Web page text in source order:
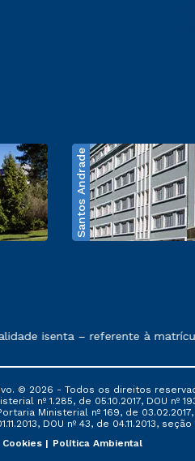
Santos Andrade
exposto no contrato de
isenta – referente à
© 2026 - Todos os direitos
nº 1.285, de 05.10.2017, DOU nº
Ministerial nº 169, de
DOU nº 43, de 04.11.2013, seção
Política Ambiental